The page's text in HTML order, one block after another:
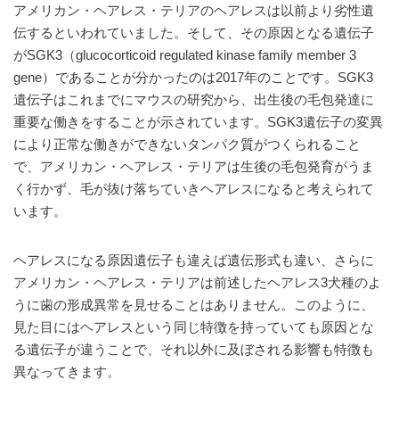
アメリカン・ヘアレス・テリアのヘアレスは以前より劣性遺
伝するといわれていました。そして、その原因となる遺伝子
がSGK3（glucocorticoid regulated kinase family member 3
gene）であることが分かったのは2017年のことです。SGK3
遺伝子はこれまでにマウスの研究から、出生後の毛包発達に
重要な働きをすることが示されています。SGK3遺伝子の変異
により正常な働きができないタンパク質がつくられること
で、アメリカン・ヘアレス・テリアは生後の毛包発育がうま
く行かず、毛が抜け落ちていきヘアレスになると考えられて
います。
ヘアレスになる原因遺伝子も違えば遺伝形式も違い、さらに
アメリカン・ヘアレス・テリアは前述したヘアレス3犬種のよ
うに歯の形成異常を見せることはありません。このように、
見た目にはヘアレスという同じ特徴を持っていても原因とな
る遺伝子が違うことで、それ以外に及ぼされる影響も特徴も
異なってきます。